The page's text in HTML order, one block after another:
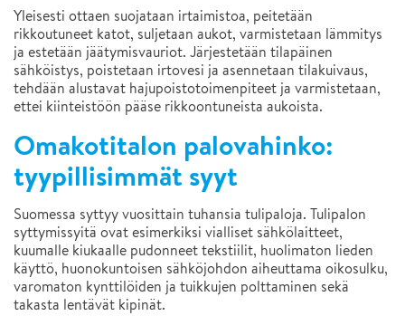
Yleisesti ottaen suojataan irtaimistoa, peitetään
rikkoutuneet katot, suljetaan aukot, varmistetaan lämmitys
ja estetään jäätymisvauriot. Järjestetään tilapäinen
sähköistys, poistetaan irtovesi ja asennetaan tilakuivaus,
tehdään alustavat hajupoistotoimenpiteet ja varmistetaan,
ettei kiinteistöön pääse rikkoontuneista aukoista.
Omakotitalon palovahinko:
tyypillisimmät syyt
Suomessa syttyy vuosittain tuhansia tulipaloja. Tulipalon
syttymissyitä ovat esimerkiksi vialliset sähkölaitteet,
kuumalle kiukaalle pudonneet tekstiilit, huolimaton lieden
käyttö, huonokuntoisen sähköjohdon aiheuttama oikosulku,
varomaton kynttilöiden ja tuikkujen polttaminen sekä
takasta lentävät kipinät.